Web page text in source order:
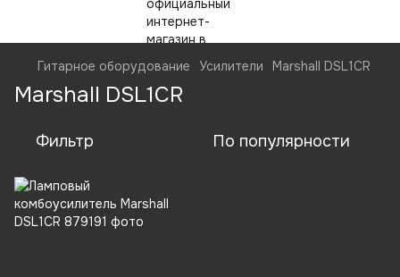
Гитарное оборудование Усилители Marshall DSL1CR
Marshall DSL1CR
Фильтр По популярности